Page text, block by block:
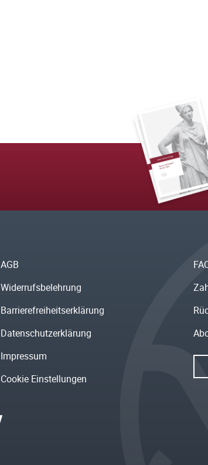
AGB
Widerrufsbelehrung
Barrierefreiheitserklärung
Datenschutzerklärung
Impressum
Cookie Einstellungen